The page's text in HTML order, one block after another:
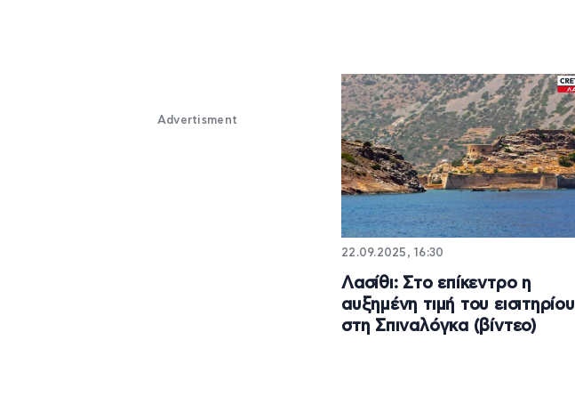
Advertisment
22.09.2025, 16:30
Λασίθι: Στο επίκεντρο η
αυξημένη τιμή του εισιτηρίου
στη Σπιναλόγκα (βίντεο)